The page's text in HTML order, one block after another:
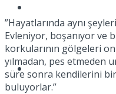
Dünya
”Hayatlarında aynı
Evleniyor, boşanıyor ve
korkularının gölgeleri
yılmadan, pes etmeden
süre sonra kendilerini bir
buluyorlar.”